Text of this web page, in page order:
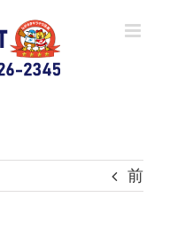
前